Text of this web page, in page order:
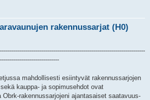
rakennussarjat (H0)
mahdollisesti esiintyvät rakennussarjojen
kauppa- ja sopimusehdot ovat
Obrk-rakennussarjojeni ajantasaiset saatavuus-